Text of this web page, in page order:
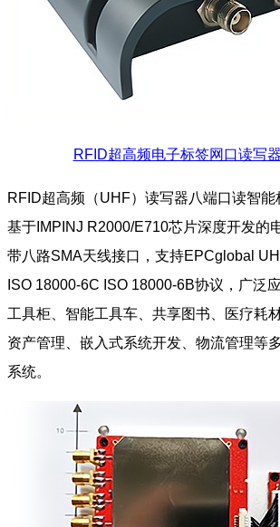
RFID超高频电子标签网口读写
RFID超高频（UHF）读写器八端口读智能
基于IMPINJ R2000/E710芯片深度开发的
带八路SMA天线接口，支持EPCglobal
ISO 18000-6C ISO 18000-6B协议，广泛
工具柜、智能工具车、共享图书、医疗耗
资产管理、嵌入式系统开发、物流管理等
系统。